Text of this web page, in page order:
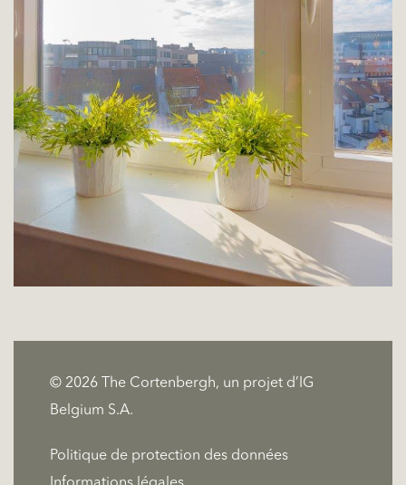
© 2026 The Cortenbergh, un projet d’IG
Belgium S.A.
Politique de protection des données